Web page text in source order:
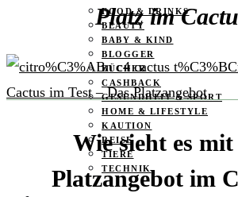
FOOD & DRINKS
BEAUTY
BABY & KIND
BLOGGER
BÜCHER
CASHBACK
GESUNDHEIT & SPORT
HOME & LIFESTYLE
KAUTION
REISE
TIERE
TECHNIK
Platz im
Wie sieht es mit
Platzangebot im